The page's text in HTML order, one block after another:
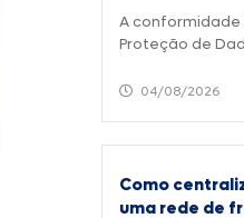
A conformidade
Proteção de
04/08/2026
Como
uma rede de